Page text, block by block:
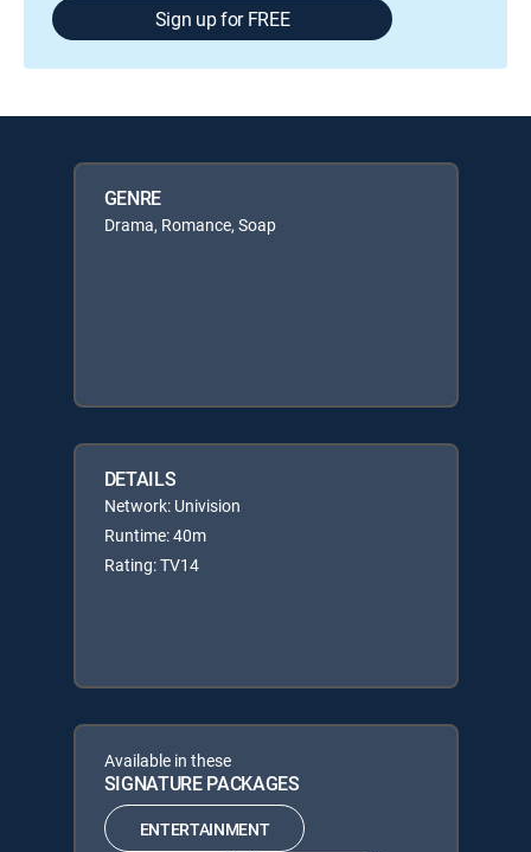
Sign up for FREE
GENRE
Drama, Romance, Soap
DETAILS
Network: Univision
Runtime: 40m
Rating: TV14
Available in these
SIGNATURE PACKAGES
ENTERTAINMENT